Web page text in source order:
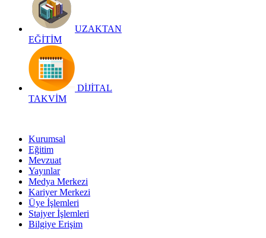
UZAKTAN
EĞİTİM
DİJİTAL
TAKVİM
Kurumsal
Eğitim
Mevzuat
Yayınlar
Medya Merkezi
Kariyer Merkezi
Üye İşlemleri
Stajyer İşlemleri
Bilgiye Erişim